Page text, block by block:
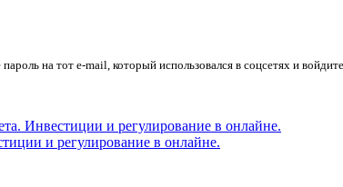
на тот e-mail, который использовался в соцсетях и
и регулирование в онлайне.